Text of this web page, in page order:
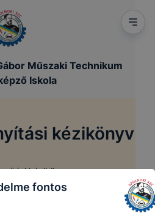
Műszaki Technikum
Iskola
kézikönyv
kézikönyv
fontos